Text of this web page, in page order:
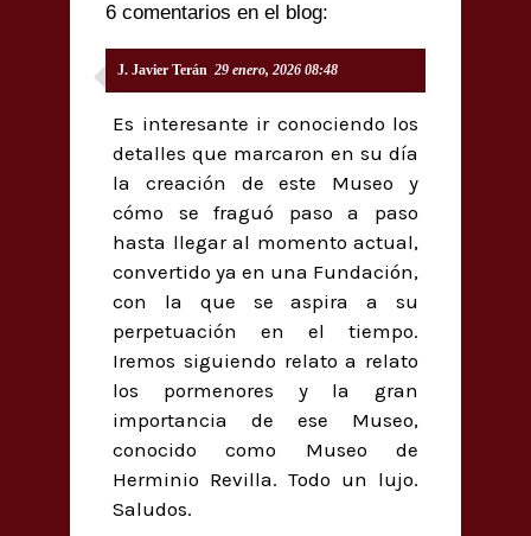
6 comentarios en el blog:
J. Javier Terán 29 enero, 2026 08:48
Es interesante ir conociendo los
detalles que marcaron en su día
la creación de este Museo y
cómo se fraguó paso a paso
hasta llegar al momento actual,
convertido ya en una Fundación,
con la que se aspira a su
perpetuación en el tiempo.
Iremos siguiendo relato a relato
los pormenores y la gran
importancia de ese Museo,
conocido como Museo de
Herminio Revilla. Todo un lujo.
Saludos.